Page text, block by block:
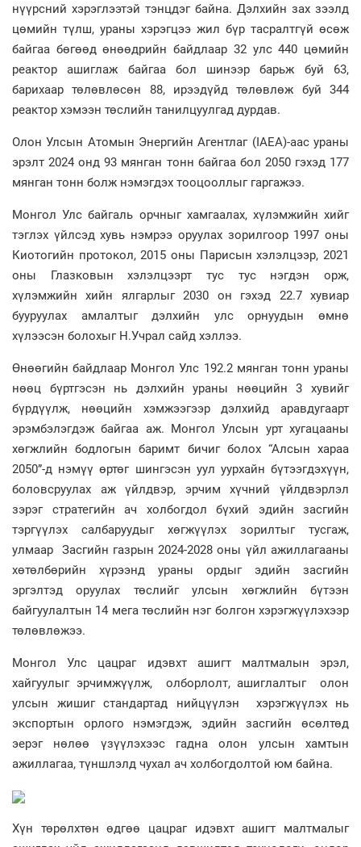
нүүрсний хэрэглээтэй тэнцдэг байна. Дэлхийн зах зээлд
цөмийн түлш, ураны хэрэгцээ жил бүр тасралтгүй өсөж
байгаа бөгөөд өнөөдрийн байдлаар 32 улс 440 цөмийн
реактор ашиглаж байгаа бол шинээр барьж буй 63,
барихаар төлөвлөсөн 88, ирээдүйд төлөвлөж буй 344
реактор хэмээн төслийн танилцуулгад дурдав.
Олон Улсын Атомын Энергийн Агентлаг (IAEA)-аас ураны
эрэлт 2024 онд 93 мянган тонн байгаа бол 2050 гэхэд 177
мянган тонн болж нэмэгдэх тооцооллыг гаргажээ.
Монгол Улс байгаль орчныг хамгаалах, хүлэмжийн хийг
тэглэх үйлсэд хувь нэмрээ оруулах зорилгоор 1997 оны
Киотогийн протокол, 2015 оны Парисын хэлэлцээр, 2021
оны Глазковын хэлэлцээрт тус тус нэгдэн орж,
хүлэмжийн хийн ялгарлыг 2030 он гэхэд 22.7 хувиар
бууруулах амлалтыг дэлхийн улс орнуудын өмнө
хүлээсэн болохыг Н.Учрал сайд хэллээ.
Өнөөгийн байдлаар Монгол Улс 192.2 мянган тонн ураны
нөөц бүртгэсэн нь дэлхийн ураны нөөцийн 3 хувийг
бүрдүүлж, нөөцийн хэмжээгээр дэлхийд аравдугаарт
эрэмбэлэгдэж байгаа аж. Монгол Улсын урт хугацааны
хөгжлийн бодлогын баримт бичиг болох “Алсын хараа
2050”-д нэмүү өртөг шингэсэн уул уурхайн бүтээгдэхүүн,
боловсруулах аж үйлдвэр, эрчим хүчний үйлдвэрлэл
зэрэг стратегийн ач холбогдол бүхий эдийн засгийн
тэргүүлэх салбаруудыг хөгжүүлэх зорилтыг тусгаж,
улмаар Засгийн газрын 2024-2028 оны үйл ажиллагааны
хөтөлбөрийн хүрээнд ураны ордыг эдийн засгийн
эргэлтэд оруулах төслийг улсын хөгжлийн бүтээн
байгуулалтын 14 мега төслийн нэг болгон хэрэгжүүлэхээр
төлөвлөжээ.
Монгол Улс цацраг идэвхт ашигт малтмалын эрэл,
хайгуулыг эрчимжүүлж, олборлолт, ашиглалтыг олон
улсын жишиг стандартад нийцүүлэн хэрэгжүүлэх нь
экспортын орлого нэмэгдэж, эдийн засгийн өсөлтөд
эерэг нөлөө үзүүлэхээс гадна олон улсын хамтын
ажиллагаа, түншлэлд чухал ач холбогдолтой юм байна.
Хүн төрөлхтөн өдгөө цацраг идэвхт ашигт малтмалыг